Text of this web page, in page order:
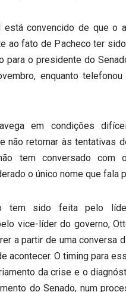
está convencido de que o
ao fato de Pacheco ter
para o presidente do
enquanto
em condições
não retornar às tentativas
tem conversado com
o único nome que fala
tem sido feita pelo
vice-líder do governo,
a partir de uma conversa
acontecer. O timing para
da crise e o
do Senado, num